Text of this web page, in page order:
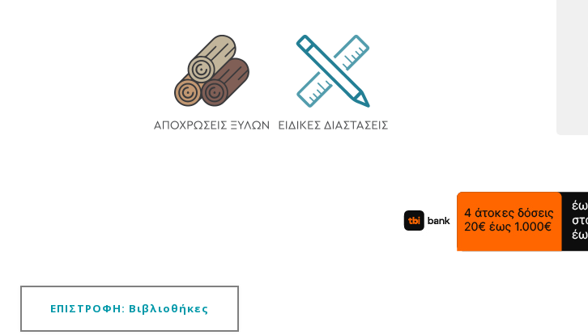
ΕΠΙΣΤΡΟΦΗ: Βιβλιοθήκες